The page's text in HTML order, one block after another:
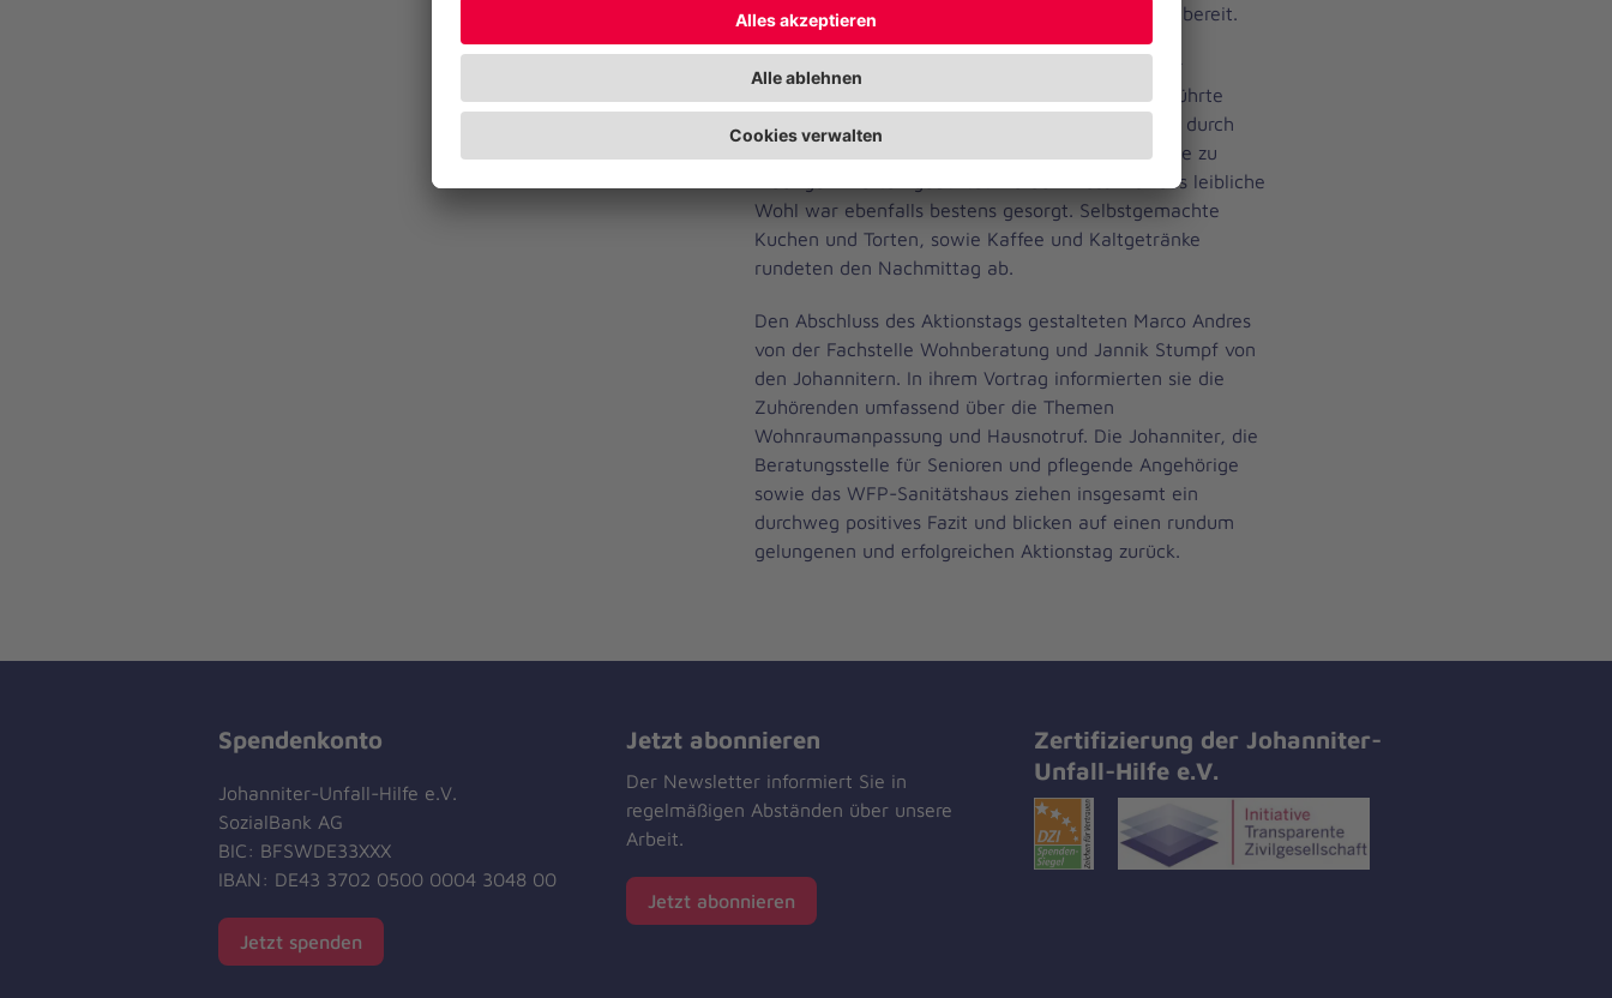
Hilfsmittel, darunter Rollatoren, zur Anschauung bereit.
Ein weiteres Angebot bot die Pflegeberatung der
Johanniter. Pflegeberaterin Angelique Özdemir führte
kostenfreie Blutzucker- und Blutdruckmessungen durch
und informierte dabei, worauf bei zu hohen sowie zu
niedrigen Werten geachtet werden muss. Für das leibliche
Wohl war ebenfalls bestens gesorgt. Selbstgemachte
Kuchen und Torten, sowie Kaffee und Kaltgetränke
rundeten den Nachmittag ab.
Den Abschluss des Aktionstags gestalteten Marco Andres
von der Fachstelle Wohnberatung und Jannik Stumpf von
den Johannitern. In ihrem Vortrag informierten sie die
Zuhörenden umfassend über die Themen
Wohnraumanpassung und Hausnotruf. Die Johanniter, die
Beratungsstelle für Senioren und pflegende Angehörige
sowie das WFP-Sanitätshaus ziehen insgesamt ein
durchweg positives Fazit und blicken auf einen rundum
gelungenen und erfolgreichen Aktionstag zurück.
Spendenkonto
Johanniter-Unfall-Hilfe e.V.
SozialBank AG
BIC: BFSWDE33XXX
IBAN: DE43 3702 0500 0004 3048 00
Jetzt spenden
Jetzt abonnieren
Der Newsletter informiert Sie in
regelmäßigen Abständen über unsere
Arbeit.
Jetzt abonnieren
Zertifizierung der Johanniter-
Unfall-Hilfe e.V.